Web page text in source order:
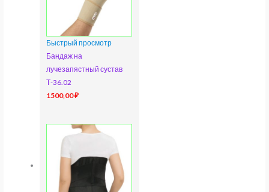
Быстрый просмотр
Бандаж на
лучезапястный сустав
Т-36.02
1500,00₽